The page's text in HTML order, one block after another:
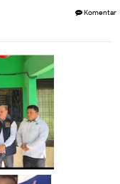
Komentar